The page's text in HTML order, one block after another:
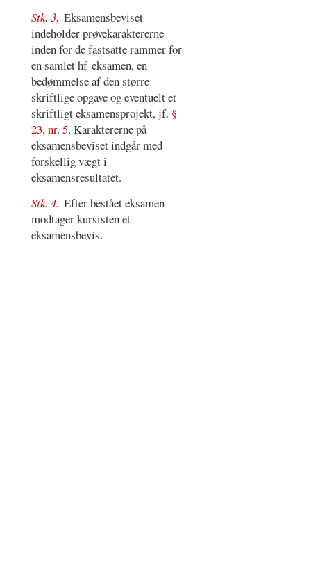
Stk. 3. Eksamensbeviset
indeholder prøvekaraktererne
inden for de fastsatte rammer for
en samlet hf-eksamen, en
bedømmelse af den større
skriftlige opgave og eventuelt et
skriftligt eksamensprojekt, jf. §
23, nr. 5. Karaktererne på
eksamensbeviset indgår med
forskellig vægt i
eksamensresultatet.
Stk. 4. Efter bestået eksamen
modtager kursisten et
eksamensbevis.